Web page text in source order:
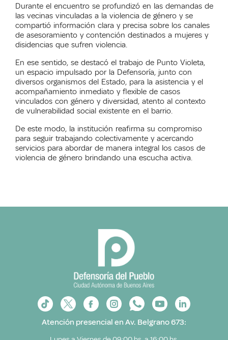
Durante el encuentro se profundizó en las demandas de
las vecinas vinculadas a la violencia de género y se
compartió información clara y precisa sobre los canales
de asesoramiento y contención destinados a mujeres y
disidencias que sufren violencia.
En ese sentido, se destacó el trabajo de Punto Violeta,
un espacio impulsado por la Defensoría, junto con
diversos organismos del Estado, para la asistencia y el
acompañamiento inmediato y flexible de casos
vinculados con género y diversidad, atento al contexto
de vulnerabilidad social existente en el barrio.
De este modo, la institución reafirma su compromiso
para seguir trabajando colectivamente y acercando
servicios para abordar de manera integral los casos de
violencia de género brindando una escucha activa.
Atención presencial en Av. Belgrano 673: